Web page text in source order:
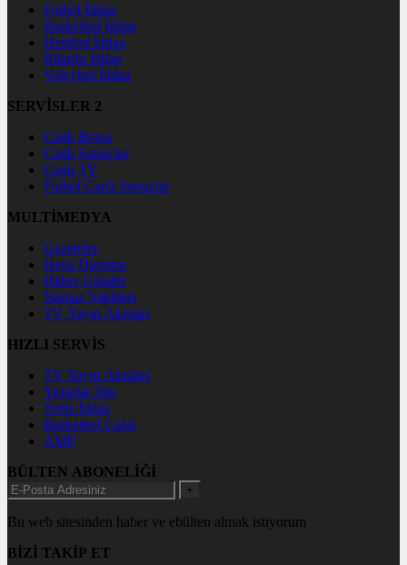
Futbol İddaa
Basketbol İddaa
Hentbol İddaa
Bilardo İddaa
Voleybol İddaa
SERVİSLER 2
Canlı Borsa
Canlı Sonuçlar
Canlı TV
Futbol Canlı Sonuçlar
MULTİMEDYA
Gazeteler
Hava Durumu
Haber Gönder
Namaz Vakitleri
TV Yayın Akışları
HIZLI SERVİS
TV Yayın Akışları
Yazarlar Site
Tenis İddaa
Basketbol Canlı
AMP
BÜLTEN ABONELİĞİ
+
Bu web sitesinden haber ve ebülten almak istiyorum
BİZİ TAKİP ET